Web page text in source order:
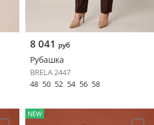
8 041 руб
Рубашка
BRELA 2447
48 50 52 54 56 58
NEW